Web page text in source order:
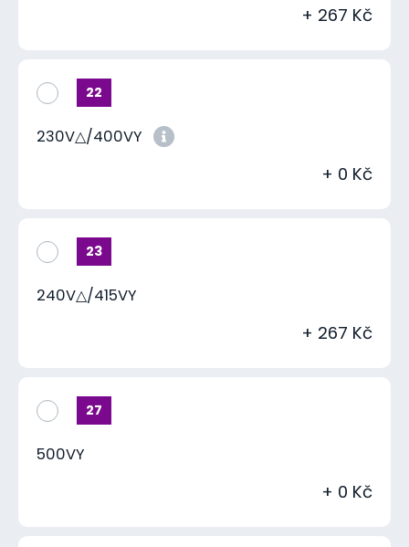
+ 267 Kč
22
230V△/400VY
+ 0 Kč
23
240V△/415VY
+ 267 Kč
27
500VY
+ 0 Kč